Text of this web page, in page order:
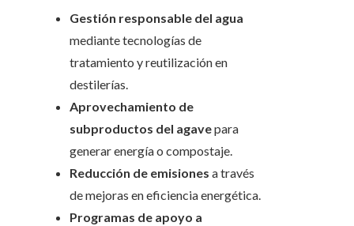
Gestión responsable del agua
mediante tecnologías de
tratamiento y reutilización en
destilerías.
Aprovechamiento de
subproductos del agavepara
generar energía o compostaje.
Reducción de emisiones a través
de mejoras en eficiencia energética.
Programas de apoyo a